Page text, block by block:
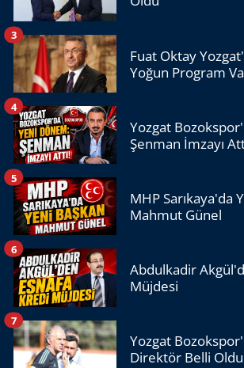
Fuat Oktay
Yoğun Program
3
Yozgat
Şenman İmzayı
4
MHP Sarıkaya'da
Mahmut Günel
5
Abdulkadir
Müjdesi
6
Yozgat
Direktör Belli Oldu
7